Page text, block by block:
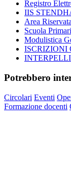
Registro
IIS
Area
Scuola
Modulistica
ISCRIZIONI
INTERPELLI
Potrebbero
Circolari Eventi
Formazione docenti